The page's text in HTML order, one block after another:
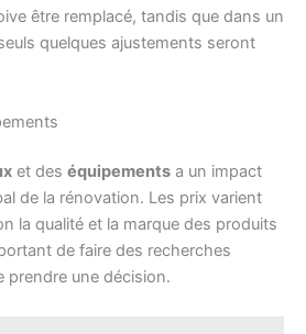
être remplacé, tandis que dans un
quelques ajustements seront
et des équipements a un impact
de la rénovation. Les prix varient
la qualité et la marque des produits
de faire des recherches
une décision.